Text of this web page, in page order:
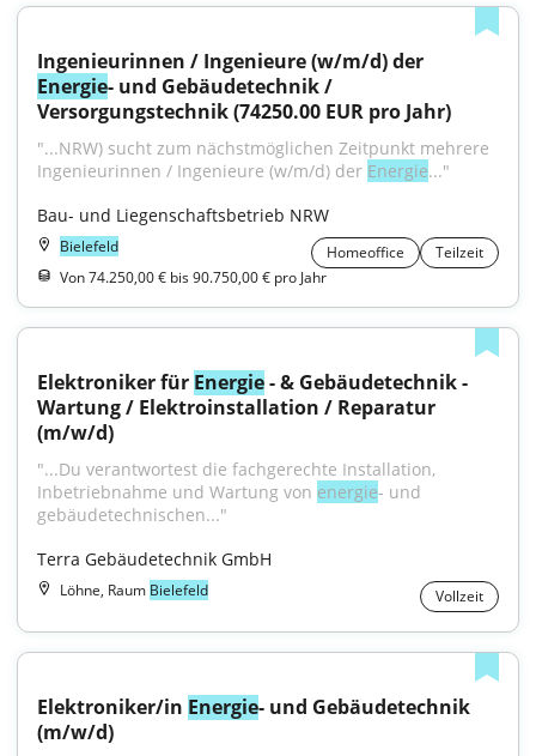
Energie- und Gebäudetechnik /
Versorgungstechnik (74250.00 EUR pro Jahr)
"...NRW) sucht zum nächstmöglichen Zeitpunkt mehrere
Ingenieurinnen / Ingenieure (w/m/d) der Energie..."
Bau- und Liegenschaftsbetrieb NRW
Bielefeld Homeoffice
Teilzeit
Von 74.250,00 € bis 90.750,00 € pro Jahr
Elektroniker für Energie - & Gebäudetechnik -
Wartung / Elektroinstallation / Reparatur
(m/w/d)
"...Du verantwortest die fachgerechte Installation,
Inbetriebnahme und Wartung von energie- und
gebäudetechnischen..."
Terra Gebäudetechnik GmbH
Löhne, Raum Bielefeld Vollzeit
Elektroniker/in Energie- und Gebäudetechnik
(m/w/d)